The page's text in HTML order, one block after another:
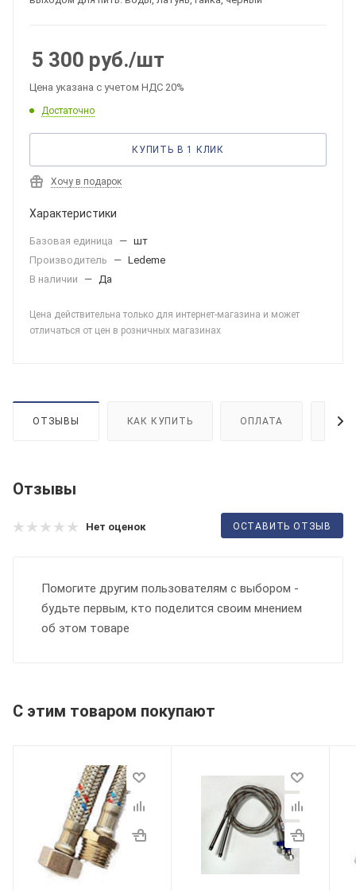
5 300 руб./шт
Цена указана с учетом НДС 20%
Достаточно
КУПИТЬ В 1 КЛИК
Хочу в подарок
Характеристики
Базовая единица — шт
Производитель
— Ledeme
В наличии
— Да
Цена действительна только для интернет-магазина и может
отличаться от цен в розничных магазинах
ОТЗЫВЫ КАК КУПИТЬ ОПЛАТА
Отзывы
Нет оценок ОСТАВИТЬ ОТЗЫВ
Помогите другим пользователям с выбором -
будьте первым, кто поделится своим мнением
об этом товаре
С этим товаром покупают